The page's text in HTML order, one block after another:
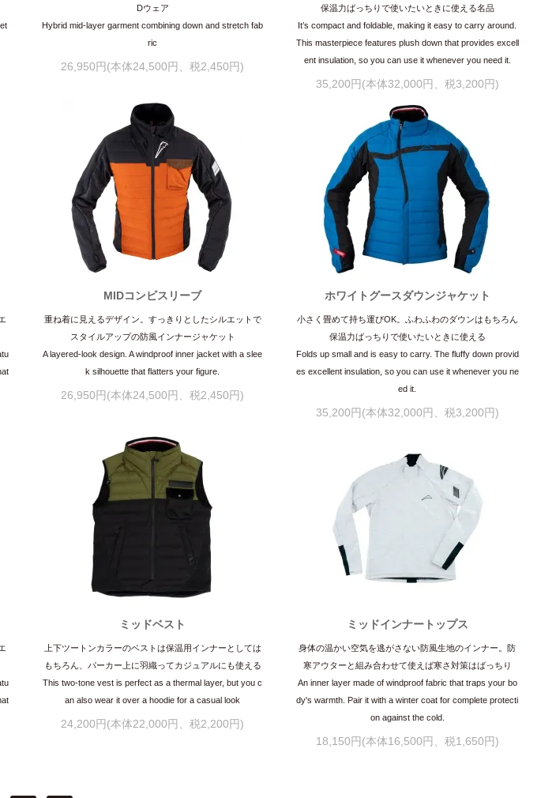
Dウェア
Hybrid mid-layer garment combining down and stretch fab
ric
26,950円(本体24,500円、税2,450円)
保温力ばっちりで使いたいときに使える名品
It’s compact and foldable, making it easy to carry around.
This masterpiece features plush down that provides excell
ent insulation, so you can use it whenever you need it.
35,200円(本体32,000円、税3,200円)
MIDコンビスリーブ
重ね着に見えるデザイン。すっきりとしたシルエットで
スタイルアップの防風インナージャケット
A layered-look design. A windproof inner jacket with a slee
k silhouette that flatters your figure.
26,950円(本体24,500円、税2,450円)
ホワイトグースダウンジャケット
小さく畳めて持ち運びOK。ふわふわのダウンはもちろん
保温力ばっちりで使いたいときに使える
Folds up small and is easy to carry. The fluffy down provid
es excellent insulation, so you can use it whenever you ne
ed it.
35,200円(本体32,000円、税3,200円)
ミッドベスト
上下ツートンカラーのベストは保温用インナーとしては
もちろん、パーカー上に羽織ってカジュアルにも使える
This two-tone vest is perfect as a thermal layer, but you c
an also wear it over a hoodie for a casual look
24,200円(本体22,000円、税2,200円)
ミッドインナートップス
身体の温かい空気を逃がさない防風生地のインナー。防
寒アウターと組み合わせて使えば寒さ対策はばっちり
An inner layer made of windproof fabric that traps your bo
dy's warmth. Pair it with a winter coat for complete protecti
on against the cold.
18,150円(本体16,500円、税1,650円)